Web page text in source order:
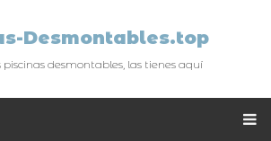
Desmontables.top
piscinas desmontables, las tienes aquí